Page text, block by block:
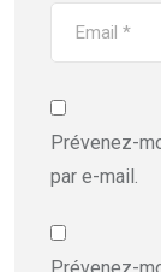
Prévenez-
par e-mail.